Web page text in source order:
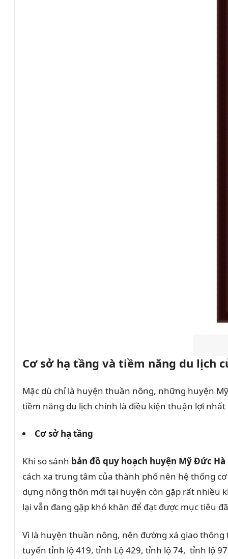
Cơ sở hạ tầng và tiềm năng du lịch
Mặc dù chỉ là huyện thuần nông, những huyện
tiềm năng du lịch chính là điều kiện thuận lợi
Cơ sở hạ tầng
Khi so sánh bản đồ quy hoạch huyện Mỹ Đức
cách xa trung tâm của thành phố nên hệ thống
dựng nông thôn mới tại huyện còn gặp rất nhiều
lại vẫn đang gặp khó khăn để đạt được mục tiêu
Vì là huyện thuần nông, nên đường xá giao
tuyến tỉnh lộ 419, tỉnh Lộ 429, tỉnh lộ 74, tỉnh lộ